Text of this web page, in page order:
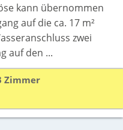
kann übernommen
auf die ca. 17 m²
zwei
auf den ...
Zimmer